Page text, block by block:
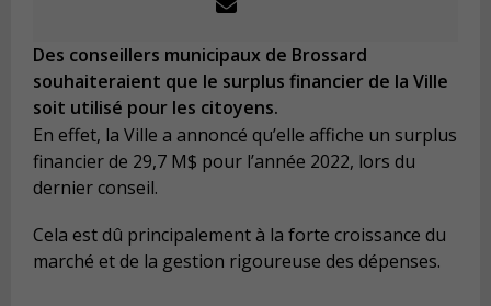
Des conseillers municipaux de Brossard
souhaiteraient que le surplus financier de la Ville
soit utilisé pour les citoyens.
En effet, la Ville a annoncé qu’elle affiche un surplus
financier de 29,7 M$ pour l’année 2022, lors du
dernier conseil.
Cela est dû principalement à la forte croissance du
marché et de la gestion rigoureuse des dépenses.